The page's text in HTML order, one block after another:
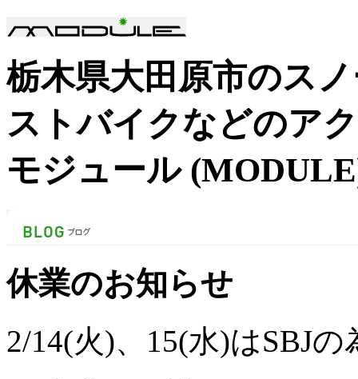
栃木県大田原市のス
ストバイクなどのア
モジュール
休業のお知らせ
2/14(火)、15(水)はSBJ